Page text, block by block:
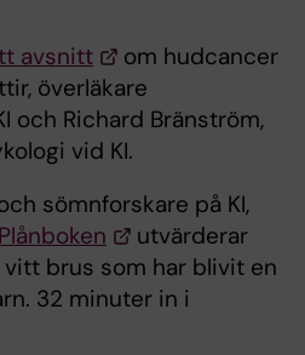
avsnitt
om hudcancer
överläkare
och Richard Bränström,
vid KI.
sömnforskare på KI,
utvärderar
brus som har blivit en
32 minuter in i